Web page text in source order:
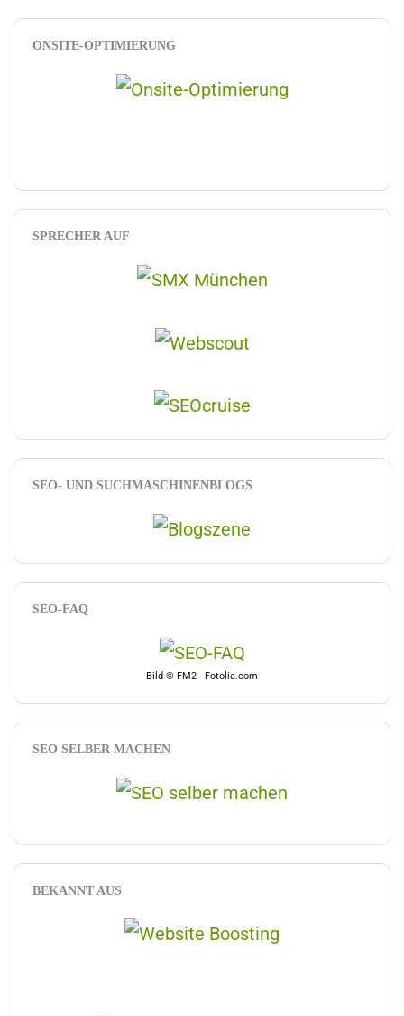
ONSITE-OPTIMIERUNG
SPRECHER AUF
SEO- UND SUCHMASCHINENBLOGS
SEO-FAQ
Bild © FM2 - Fotolia.com
SEO SELBER MACHEN
BEKANNT AUS